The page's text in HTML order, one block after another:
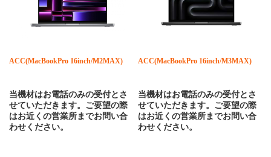
ACC(MacBookPro 16inch/M2MAX)
当機材はお電話のみの受付とさ
せていただきます。ご要望の際
はお近くの営業所までお問い合
わせください。
ACC(MacBookPro 16inch/M3MAX)
当機材はお電話のみの受付とさ
せていただきます。ご要望の際
はお近くの営業所までお問い合
わせください。